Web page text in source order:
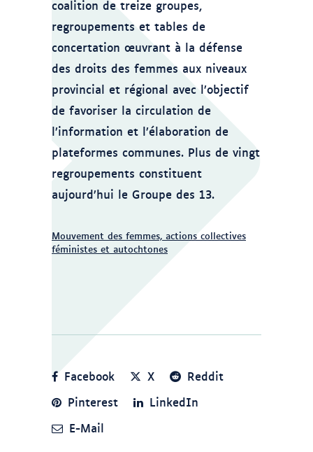
coalition de treize groupes,
regroupements et tables de
concertation œuvrant à la défense
des droits des femmes aux niveaux
provincial et régional avec l’objectif
de favoriser la circulation de
l’information et l’élaboration de
plateformes communes. Plus de vingt
regroupements constituent
aujourd’hui le Groupe des 13.
Mouvement des femmes, actions collectives
féministes et autochtones
Facebook X
Reddit
Pinterest
LinkedIn
E-Mail